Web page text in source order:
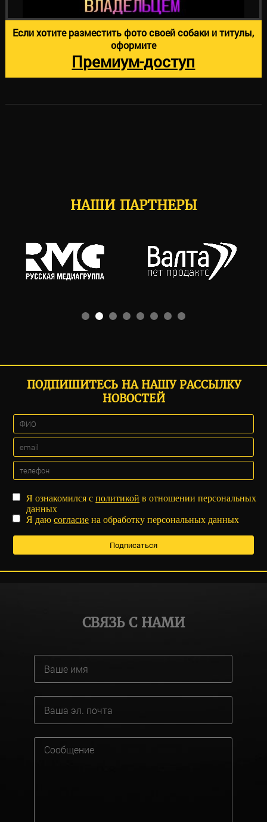
Если хотите разместить фото своей собаки и титулы,
оформите
Премиум-доступ
НАШИ ПАРТНЕРЫ
ПОДПИШИТЕСЬ НА НАШУ РАССЫЛКУ
НОВОСТЕЙ
Я ознакомился сполитикой в отношении персональных
данных
Я даюсогласие на обработку персональных данных
СВЯЗЬ С НАМИ